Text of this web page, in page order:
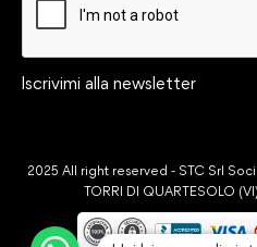
Iscrivimi alla newsletter
2025 All right reserved - STC Srl
TORRI DI QUARTESOLO